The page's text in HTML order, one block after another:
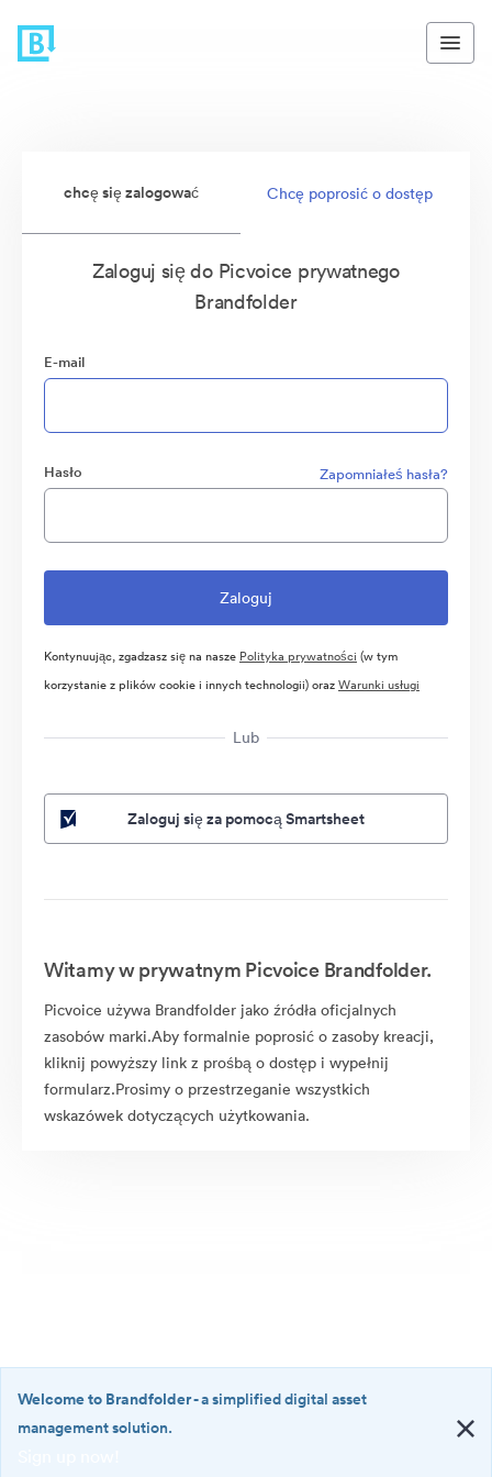
chcę się zalogować Chcę poprosić o dostęp
Zaloguj się do Picvoice prywatnego
Brandfolder
E-mail
Hasło Zapomniałeś hasła?
Kontynuując, zgadzasz się na nasze Polityka prywatności (w tym
korzystanie z plików cookie i innych technologii) orazWarunki usługi
Lub
Zaloguj się za pomocą Smartsheet
Witamy w prywatnym Picvoice Brandfolder.
Picvoice używa Brandfolder jako źródła oficjalnych
zasobów marki.Aby formalnie poprosić o zasoby kreacji,
kliknij powyższy link z prośbą o dostęp i wypełnij
formularz.Prosimy o przestrzeganie wszystkich
wskazówek dotyczących użytkowania.
Welcome to Brandfolder- a simplified digital asset
management solution.